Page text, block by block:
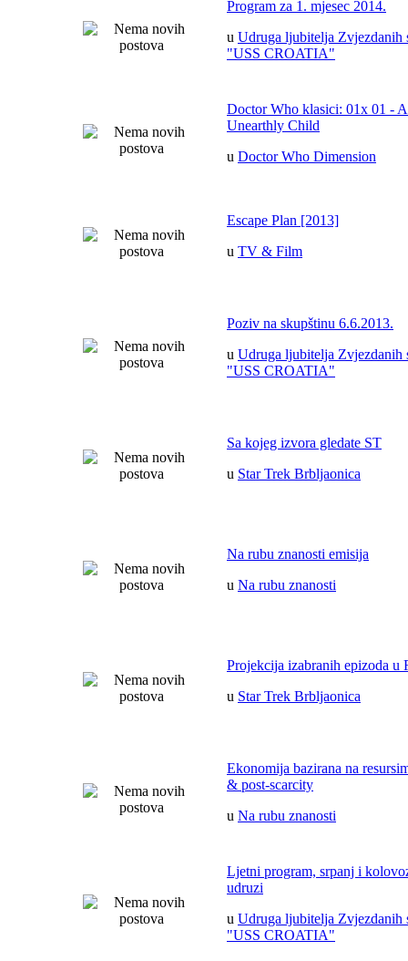
Program za 1. mjesec 2014.
u Udruga ljubitelja Zvjezdanih
"USS CROATIA"
Doctor Who klasici: 01x 01 -
Unearthly Child
u Doctor Who Dimension
Escape Plan [2013]
u TV & Film
Poziv na skupštinu 6.6.2013.
u Udruga ljubitelja Zvjezdanih
"USS CROATIA"
Sa kojeg izvora gledate ST
u Star Trek Brbljaonica
Na rubu znanosti emisija
u Na rubu znanosti
Projekcija izabranih epizoda u
u Star Trek Brbljaonica
Ekonomija bazirana na
& post-scarcity
u Na rubu znanosti
Ljetni program, srpanj i
udruzi
u Udruga ljubitelja Zvjezdanih
"USS CROATIA"